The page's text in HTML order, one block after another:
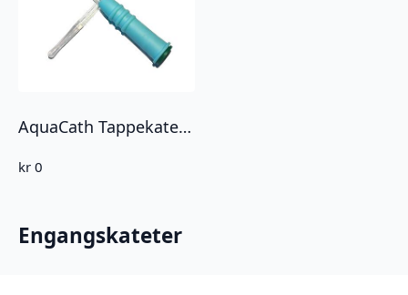
AquaCath Tappekateter/ engangskateter
kr 0
Engangskateter